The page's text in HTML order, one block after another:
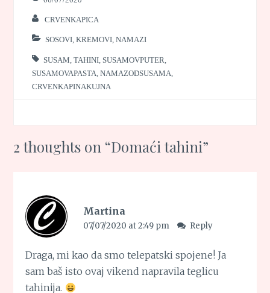
CRVENKAPICA
SOSOVI, KREMOVI, NAMAZI
SUSAM ,TAHINI SUSAMOVPUTER
SUSAMOVAPASTA ,NAMAZODSUSAMA
CRVENKAPINAKUJNA
2 thoughts on “Domaći tahini”
Martina
07/07/2020 at 2:49 pm Reply
Draga, mi kao da smo telepatski spojene! Ja
sam baš isto ovaj vikend napravila teglicu
tahinija.